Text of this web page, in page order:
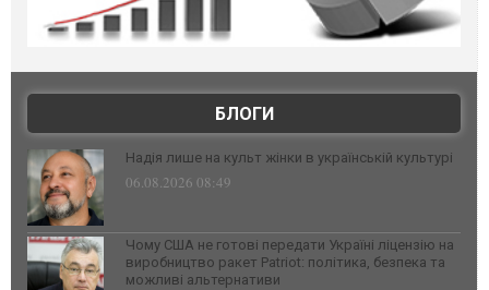
БЛОГИ
Надія лише на культ жінки в українській культурі
06.08.2026 08:49
Чому США не готові передати Україні ліцензію на
виробництво ракет Patriot: політика, безпека та
можливі альтернативи